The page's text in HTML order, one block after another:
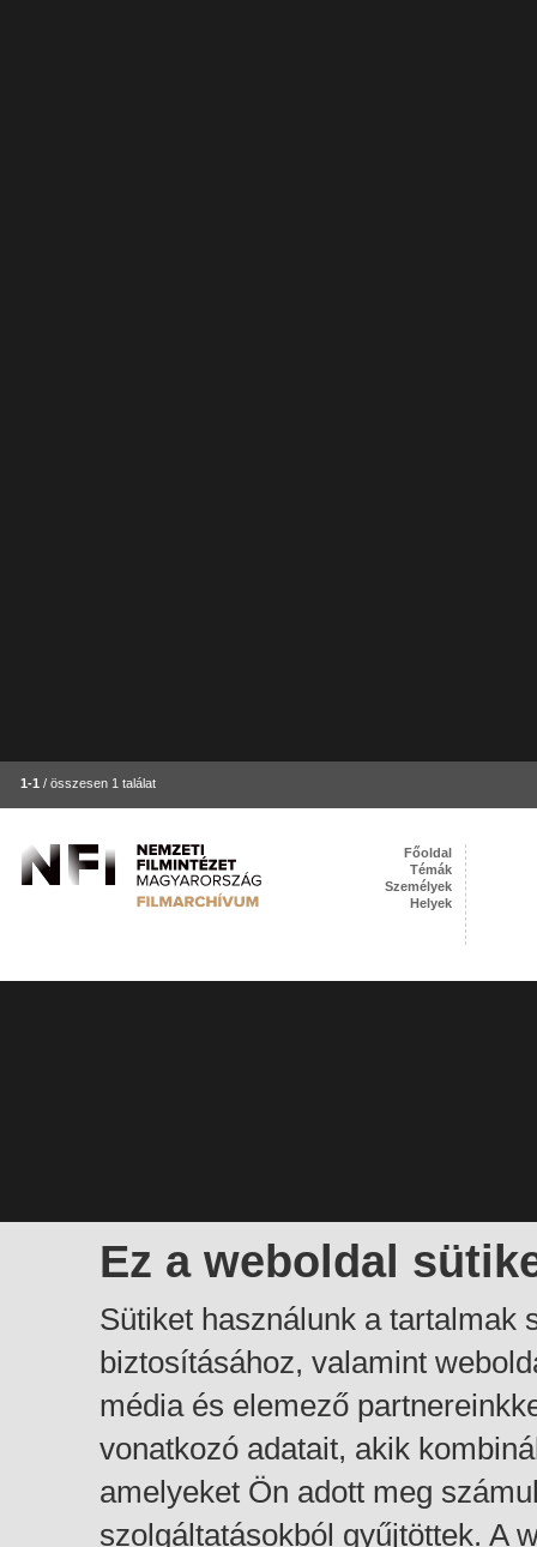
1-1 / összesen 1 találat
Ez a weboldal
Sütiket használunk a tartalmak
biztosításához, valamint
média és elemező
vonatkozó adatait, akik
amelyeket Ön adott meg
szolgáltatásokból gyűjtöttek. A
Főoldal
Témák
Személyek
Helyek